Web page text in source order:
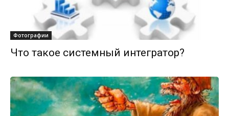
Фотографии
Что такое системный интегратор?